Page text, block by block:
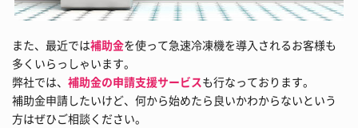
また、最近では補助金を使って急速冷凍機を導入されるお客様も
多くいらっしゃいます。
弊社では、 補助金の申請支援サービスも行なっております。
補助金申請したいけど、何から始めたら良いかわからないという
方はぜひご相談ください。